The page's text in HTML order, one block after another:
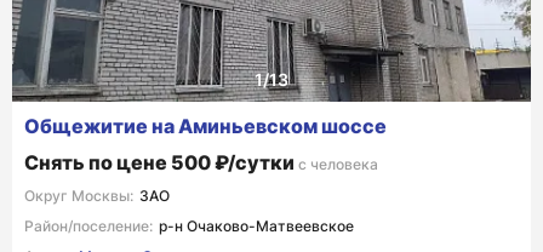
Общежитие на Аминьевском шоссе
Снять по цене 500 ₽/сутки с человека
Округ Москвы: ЗАО
Район/поселение: р-н Очаково-Матвеевское